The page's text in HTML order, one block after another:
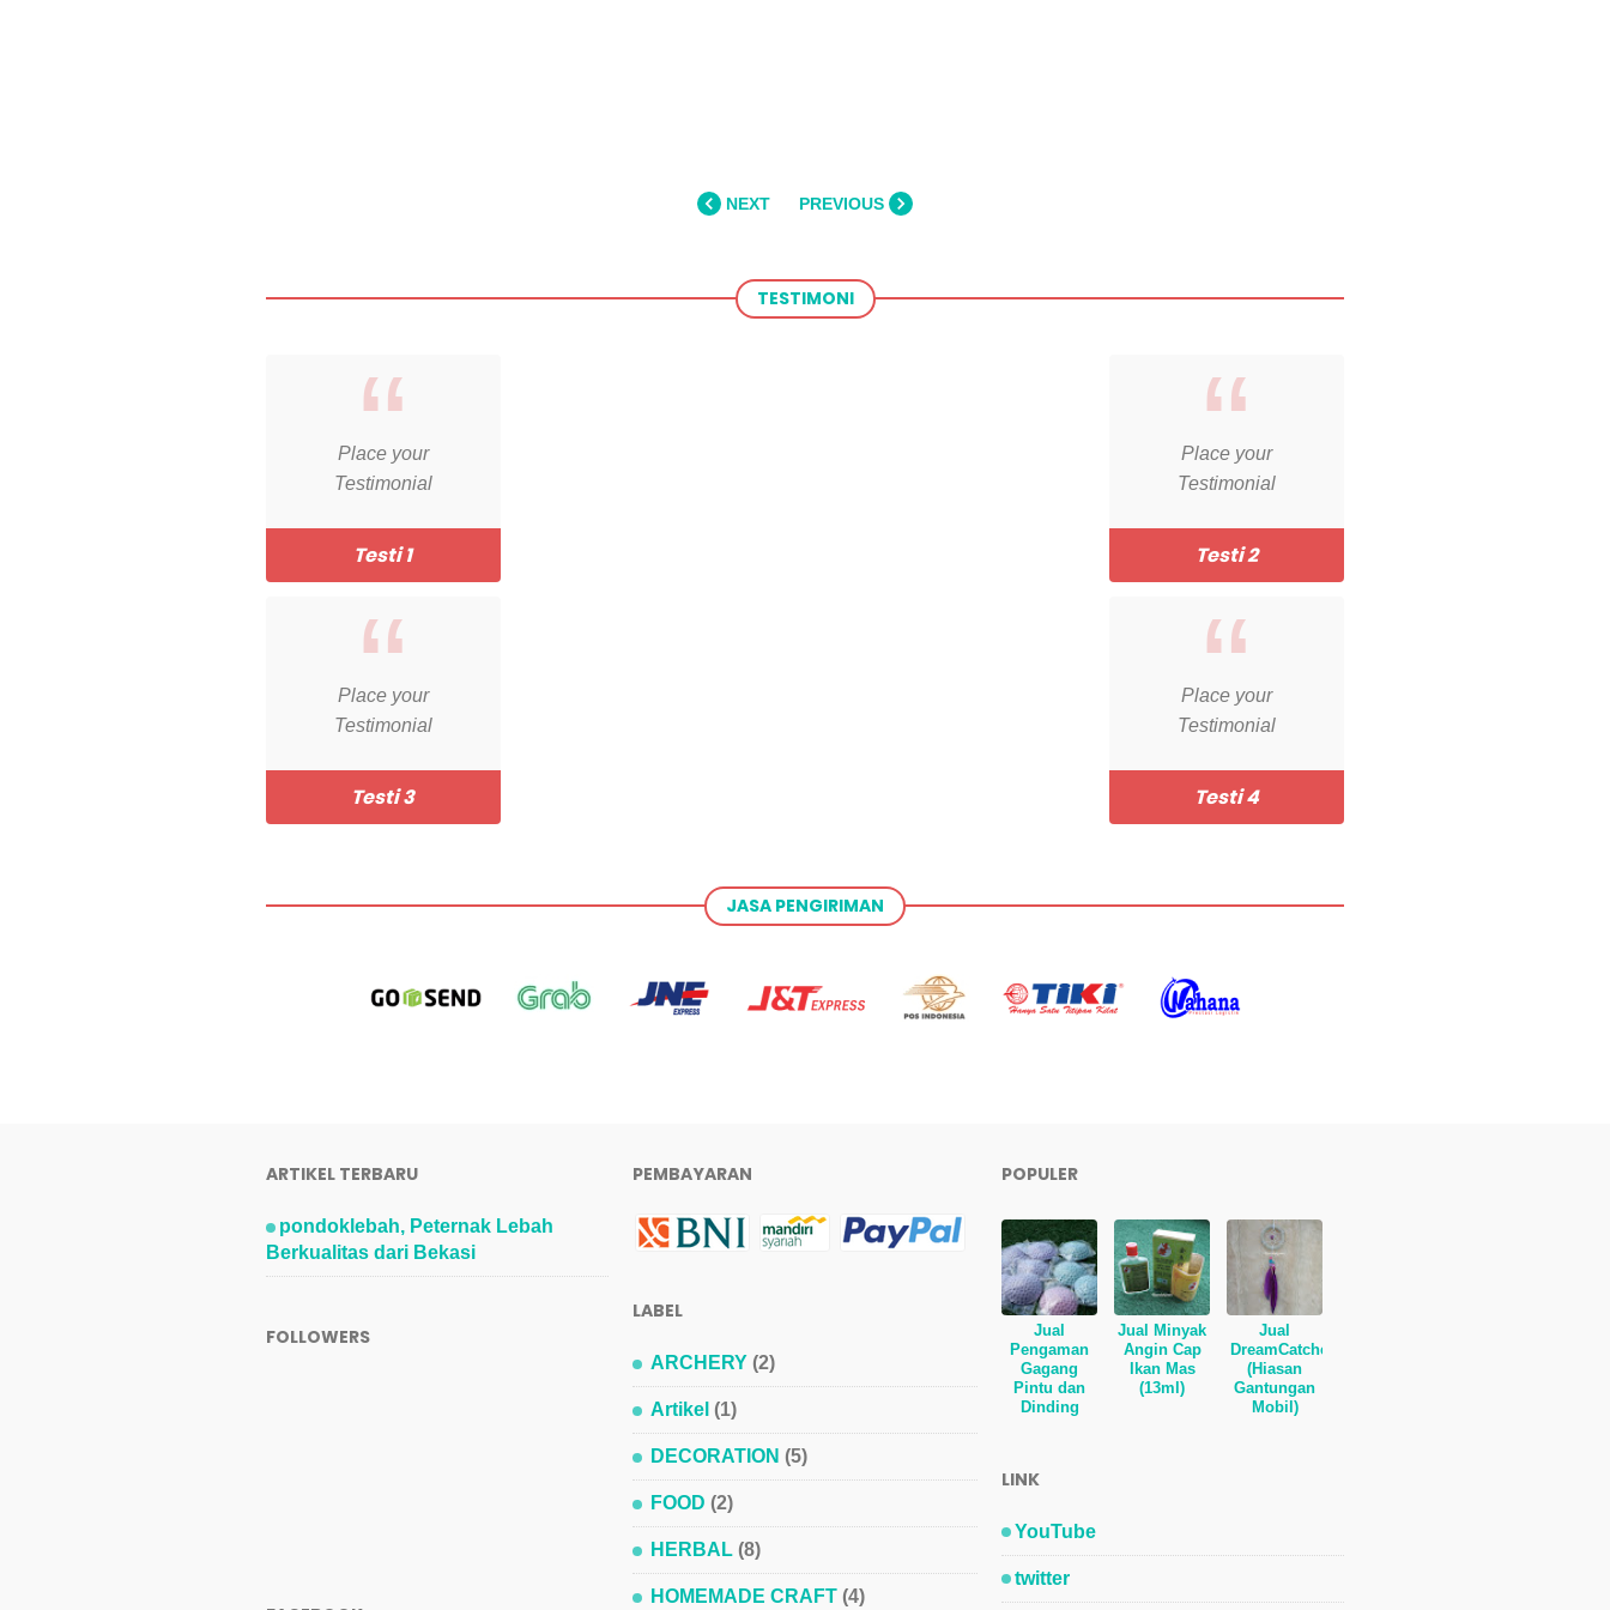
NEXT PREVIOUS
TESTIMONI
Testi 1
Place your
Testimonial
Testi 3
Place your
Testimonial
Testi 2
Place your
Testimonial
Testi 4
Place your
Testimonial
JASA PENGIRIMAN
ARTIKEL TERBARU
pondoklebah, Peternak Lebah
Berkualitas dari Bekasi
FOLLOWERS
PEMBAYARAN
LABEL
ARCHERY (2)
Artikel (1)
DECORATION (5)
FOOD (2)
HERBAL (8)
HOMEMADE CRAFT (4)
POPULER
Jual
Pengaman
Gagang
Pintu dan
Dinding
Jual Minyak
Angin Cap
Ikan Mas
(13ml)
Jual
DreamCatcher
(Hiasan
Gantungan
Mobil)
LINK
YouTube
twitter